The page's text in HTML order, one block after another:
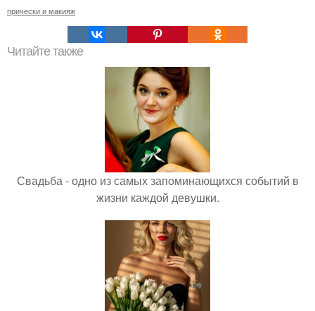
прически и макияж
Читайте также
Свадьба - одно из самых запоминающихся событий в
жизни каждой девушки.